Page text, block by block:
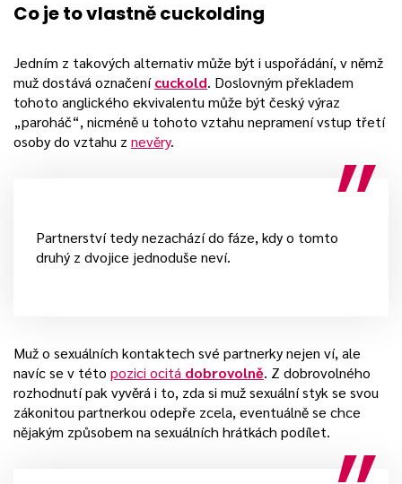
Co je to vlastně cuckolding
Jedním z takových alternativ může být i uspořádání, v němž
muž dostává označenícuckold. Doslovným překladem
tohoto anglického ekvivalentu může být český výraz
„paroháč“, nicméně u tohoto vztahu nepramení vstup třetí
osoby do vztahu z nevěry.
Partnerství tedy nezachází do fáze, kdy o tomto
druhý z dvojice jednoduše neví.
Muž o sexuálních kontaktech své partnerky nejen ví, ale
navíc se v této pozici ocitá dobrovolně. Z dobrovolného
rozhodnutí pak vyvěrá i to, zda si muž sexuální styk se svou
zákonitou partnerkou odepře zcela, eventuálně se chce
nějakým způsobem na sexuálních hrátkách podílet.